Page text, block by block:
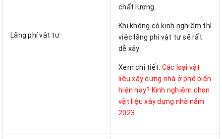
Lãng phí vật tư
chất lượng.
Khi không có kinh nghiệm thì
việc lãng phí vật tư sẽ rất
dễ xảy
Xem chi tiết: Các loại vật
liệu xây dựng nhà ở phổ biến
hiện nay? Kinh nghiệm chọn
vật liệu xây dựng nhà năm
2023